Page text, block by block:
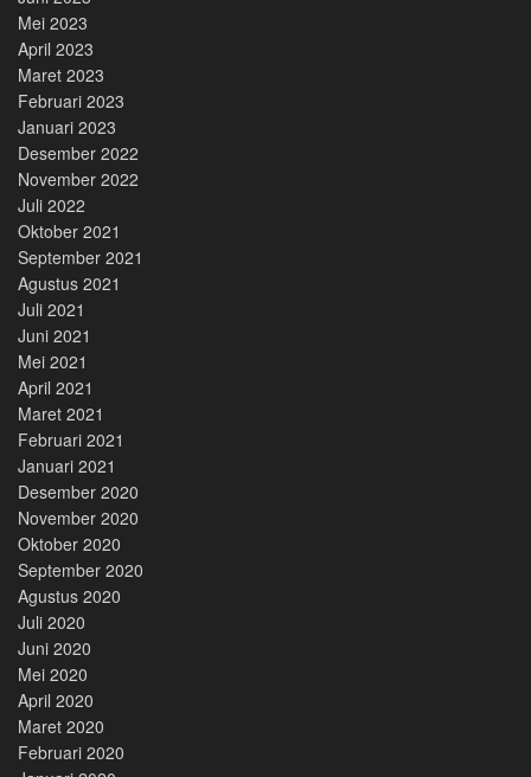
Mei 2023
April 2023
Maret 2023
Februari 2023
Januari 2023
Desember 2022
November 2022
Juli 2022
Oktober 2021
September 2021
Agustus 2021
Juli 2021
Juni 2021
Mei 2021
April 2021
Maret 2021
Februari 2021
Januari 2021
Desember 2020
November 2020
Oktober 2020
September 2020
Agustus 2020
Juli 2020
Juni 2020
Mei 2020
April 2020
Maret 2020
Februari 2020